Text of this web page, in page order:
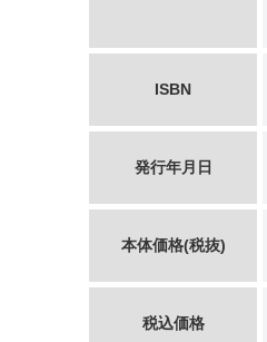
ISBN
発行年月日
本体価格(税抜)
税込価格